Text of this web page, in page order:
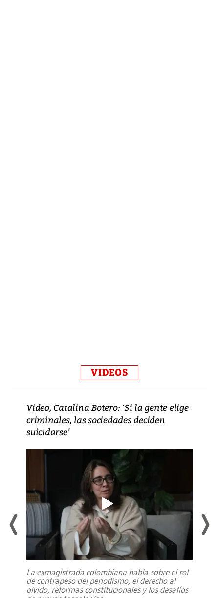
VIDEOS
Video, Catalina Botero: ‘Si la gente elige
criminales, las sociedades deciden
suicidarse’
La exmagistrada colombiana habla sobre el rol
de contrapeso del periodismo, el derecho al
olvido, reformas constitucionales y los desafíos